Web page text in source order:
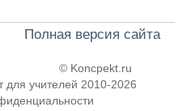
Полная версия сайта
© Koncpekt.ru
для учителей 2010-2026